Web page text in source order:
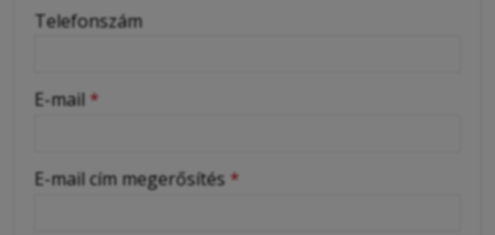
-
-
-
Telefonszám
E-mail *
E-mail cím megerősítés *